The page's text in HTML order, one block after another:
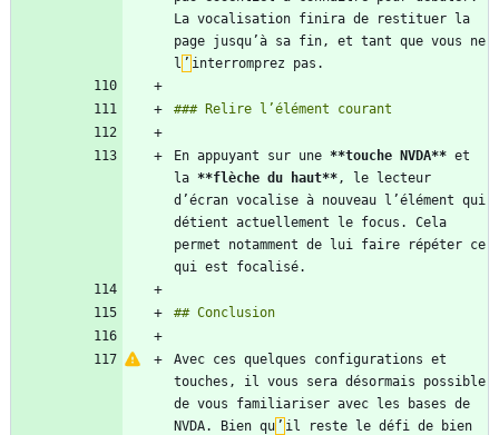
La vocalisation finira de restituer la
page jusqu’à sa fin, et tant que vous ne
l ’
En appuyant sur une **touche NVDA** et
la **flèche du haut**, le lecteur
d’écran vocalise à nouveau l’élément qui
détient actuellement le focus. Cela
permet notamment de lui faire répéter ce
Avec ces quelques configurations et
touches, il vous sera désormais possible
de vous familiariser avec les bases de
NVDA. Bien qu ’ il reste le défi de bien